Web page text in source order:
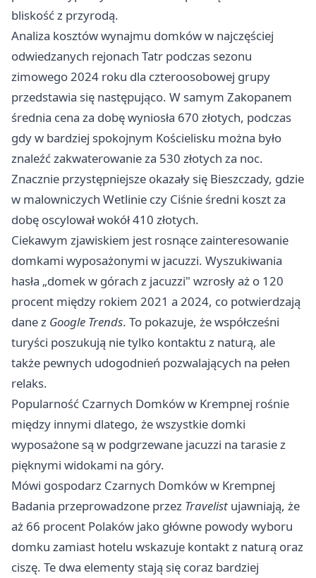
bliskość z przyrodą.
Analiza kosztów wynajmu domków w najczęściej
odwiedzanych rejonach Tatr podczas sezonu
zimowego 2024 roku dla czteroosobowej grupy
przedstawia się następująco. W samym Zakopanem
średnia cena za dobę wyniosła 670 złotych, podczas
gdy w bardziej spokojnym Kościelisku można było
znaleźć zakwaterowanie za 530 złotych za noc.
Znacznie przystępniejsze okazały się Bieszczady, gdzie
w malowniczych Wetlinie czy Ciśnie średni koszt za
dobę oscylował wokół 410 złotych.
Ciekawym zjawiskiem jest rosnące zainteresowanie
domkami wyposażonymi w jacuzzi. Wyszukiwania
hasła „domek w górach z jacuzzi" wzrosły aż o 120
procent między rokiem 2021 a 2024, co potwierdzają
dane z Google Trends. To pokazuje, że współcześni
turyści poszukują nie tylko kontaktu z naturą, ale
także pewnych udogodnień pozwalających na pełen
relaks.
Popularność Czarnych Domków w Krempnej rośnie
między innymi dlatego, że wszystkie domki
wyposażone są w podgrzewane jacuzzi na tarasie z
pięknymi widokami na góry.
Mówi gospodarz Czarnych Domków w Krempnej
Badania przeprowadzone przez Travelist ujawniają, że
aż 66 procent Polaków jako główne powody wyboru
domku zamiast hotelu wskazuje kontakt z naturą oraz
ciszę. Te dwa elementy stają się coraz bardziej